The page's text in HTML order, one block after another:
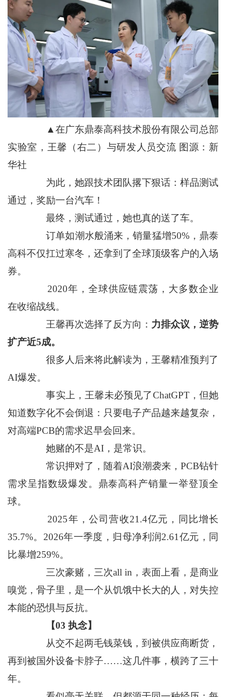
▲在广东鼎泰高科技术股份有限公司总部
实验室，王馨（右二）与研发人员交流 图源：新
华社
为此，她跟技术团队撂下狠话：样品测试
通过，奖励一台汽车！
最终，测试通过，她也真的送了车。
订单如潮水般涌来，销量猛增50%，鼎泰
高科不仅扛过寒冬，还拿到了全球顶级客户的入场
券。
2020年，全球供应链震荡，大多数企业
在收缩战线。
王馨再次选择了反方向： 力排众议，逆势
扩产近5成。
很多人后来将此解读为，王馨精准预判了
AI爆发。
事实上，王馨未必预见了ChatGPT，但她
知道数字化不会倒退：只要电子产品越来越复杂，
对高端PCB的需求迟早会回来。
她赌的不是AI，是常识。
常识押对了，随着AI浪潮袭来，PCB钻针
需求呈指数级爆发。鼎泰高科产销量一举登顶全
球。
2025年，公司营收21.4亿元，同比增长
35.7%。2026年一季度，归母净利润2.61亿元，同
比暴增259%。
三次豪赌，三次all in，表面上看，是商业
嗅觉，骨子里，是一个从饥饿中长大的人，对失控
本能的恐惧与反抗。
【03 执念】
从交不起两毛钱菜钱，到被供应商断货，
再到被国外设备卡脖子……这几件事，横跨了三十
年。